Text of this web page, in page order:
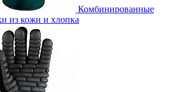
Комбинированные
из кожи и хлопка